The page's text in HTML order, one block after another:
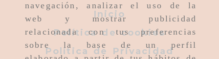
navegación, analizar el uso de la
web y mostrar publicidad
relacionada con tus preferencias
sobre la base de un perfil
Inicio
Política de cookies
Política de Privacidad